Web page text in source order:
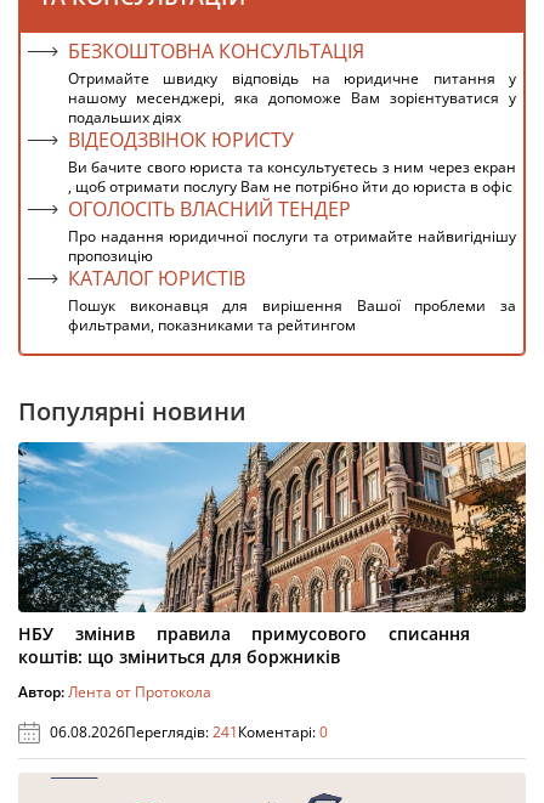
БЕЗКОШТОВНА КОНСУЛЬТАЦІЯ
Отримайте швидку відповідь на юридичне питання у
нашому месенджері, яка допоможе Вам зорієнтуватися у
подальших діях
ВІДЕОДЗВІНОК ЮРИСТУ
Ви бачите свого юриста та консультуєтесь з ним через екран
, щоб отримати послугу Вам не потрібно йти до юриста в офіс
ОГОЛОСІТЬ ВЛАСНИЙ ТЕНДЕР
Про надання юридичної послуги та отримайте найвигіднішу
пропозицію
КАТАЛОГ ЮРИСТІВ
Пошук виконавця для вирішення Вашої проблеми за
фильтрами, показниками та рейтингом
Популярні новини
НБУ змінив правила примусового списання
коштів: що зміниться для боржників
Автор:Лента от Протокола
06.08.2026Переглядів:241Коментарі:0